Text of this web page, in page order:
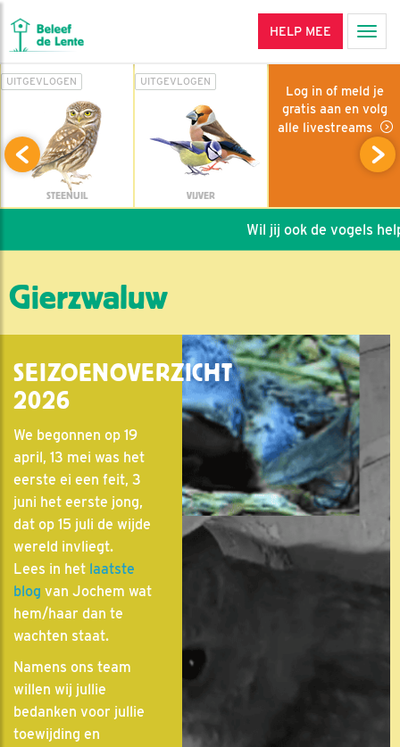
HELP MEE
UITGEVLOGEN
STEENUIL
UITGEVLOGEN
VIJVER
Log in of meld je
gratis aan en volg
alle livestreams
Wil jij ook de vogels
Gierzwaluw
SEIZOENOVERZICHT
2026
We begonnen op 19
april, 13 mei was het
eerste ei een feit, 3
juni het eerste jong,
dat op 15 juli de wijde
wereld invliegt.
Lees in het laatste
blog van Jochem wat
hem/haar dan te
wachten staat.
Namens ons team
willen wij jullie
bedanken voor jullie
toewijding en